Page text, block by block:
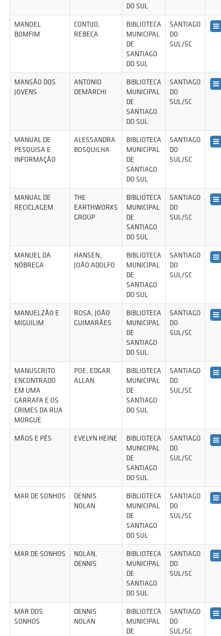
DO SUL
MANOEL
BOMFIM
CONTIJO,
REBECA
BIBLIOTECA
MUNICIPAL
DE
SANTIAGO
DO SUL
SANTIAGO
DO
SUL/SC
MANSÃO DOS
JOVENS
ANTONIO
DEMARCHI
BIBLIOTECA
MUNICIPAL
DE
SANTIAGO
DO SUL
SANTIAGO
DO
SUL/SC
MANUAL DE
PESQUISA E
INFORMAÇÃO
ALESSANDRA
BOSQUILHA
BIBLIOTECA
MUNICIPAL
DE
SANTIAGO
DO SUL
SANTIAGO
DO
SUL/SC
MANUAL DE
RECICLAGEM
THE
EARTHWORKS
GROUP
BIBLIOTECA
MUNICIPAL
DE
SANTIAGO
DO SUL
SANTIAGO
DO
SUL/SC
MANUEL DA
NÓBREGA
HANSEN,
JOÃO ADOLFO
BIBLIOTECA
MUNICIPAL
DE
SANTIAGO
DO SUL
SANTIAGO
DO
SUL/SC
MANUELZÃO E
MIGUILIM
ROSA, JOÃO
GUIMARÃES
BIBLIOTECA
MUNICIPAL
DE
SANTIAGO
DO SUL
SANTIAGO
DO
SUL/SC
MANUSCRITO
ENCONTRADO
EM UMA
GARRAFA E OS
CRIMES DA RUA
MORGUE
POE, EDGAR
ALLAN
BIBLIOTECA
MUNICIPAL
DE
SANTIAGO
DO SUL
SANTIAGO
DO
SUL/SC
MÃOS E PÉS EVELYN HEINE
BIBLIOTECA
MUNICIPAL
DE
SANTIAGO
DO SUL
SANTIAGO
DO
SUL/SC
MAR DE SONHOS
DENNIS
NOLAN
BIBLIOTECA
MUNICIPAL
DE
SANTIAGO
DO SUL
SANTIAGO
DO
SUL/SC
MAR DE SONHOS
NOLAN,
DENNIS
BIBLIOTECA
MUNICIPAL
DE
SANTIAGO
DO SUL
SANTIAGO
DO
SUL/SC
MAR DOS
SONHOS
DENNIS
NOLAN
BIBLIOTECA
MUNICIPAL
DE
SANTIAGO
DO
SUL/SC